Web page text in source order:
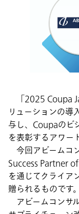
「2025 Coupa
リューションの導
与し、Coupaのビ
を表彰するアワー
今回アビームコ
Success Partner
を通じてクライア
贈られるものです。
アビームコンサ